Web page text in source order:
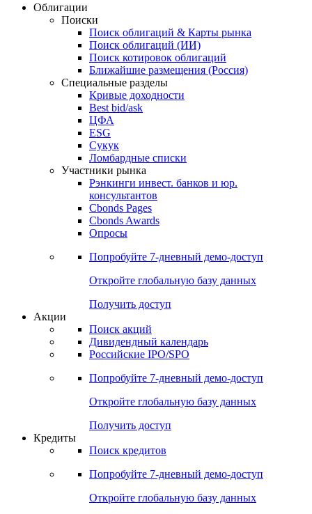
Облигации
Поиски
Поиск облигаций & Карты рынка
Поиск облигаций (ИИ)
Поиск котировок облигаций
Ближайшие размещения (Россия)
Специальные разделы
Кривые доходности
Best bid/ask
ЦФА
ESG
Сукук
Ломбардные списки
Участники рынка
Рэнкинги инвест. банков и юр.
консультантов
Cbonds Pages
Cbonds Awards
Опросы
Попробуйте 7-дневный демо-доступ
Откройте глобальную базу данных
Получить доступ
Акции
Поиск акций
Дивидендный календарь
Российские IPO/SPO
Попробуйте 7-дневный демо-доступ
Откройте глобальную базу данных
Получить доступ
Кредиты
Поиск кредитов
Попробуйте 7-дневный демо-доступ
Откройте глобальную базу данных